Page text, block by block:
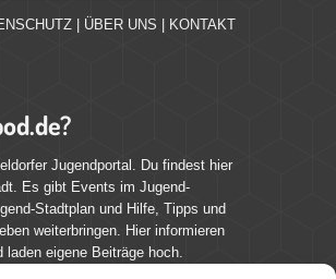
ÜBER UNS KONTAKT
Jugendportal. Du findest hier
Es gibt Events im Jugend-
Stadtplan und Hilfe, Tipps und
weiterbringen. Hier informieren
laden eigene Beiträge hoch.